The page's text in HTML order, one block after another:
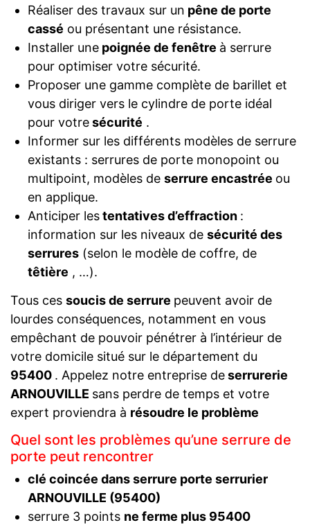
Réaliser des travaux sur un pêne de porte
cassé ou présentant une résistance.
Installer unepoignée de fenêtre à serrure
pour optimiser votre sécurité.
Proposer une gamme complète de barillet et
vous diriger vers le cylindre de porte idéal
pour votresécurité .
Informer sur les différents modèles de serrure
existants : serrures de porte monopoint ou
multipoint, modèles de serrure encastrée ou
en applique.
Anticiper lestentatives d’effraction :
information sur les niveaux de sécurité des
serrures(selon le modèle de coffre, de
têtière , …).
Tous ces soucis de serrure peuvent avoir de
lourdes conséquences, notamment en vous
empêchant de pouvoir pénétrer à l’intérieur de
votre domicile situé sur le département du
95400 . Appelez notre entreprise deserrurerie
ARNOUVILLE sans perdre de temps et votre
expert proviendra à résoudre le problème
Quel sont les problèmes qu’une serrure de
porte peut rencontrer
clé coincée dans serrure porte serrurier
ARNOUVILLE (95400)
serrure 3 points ne ferme plus 95400